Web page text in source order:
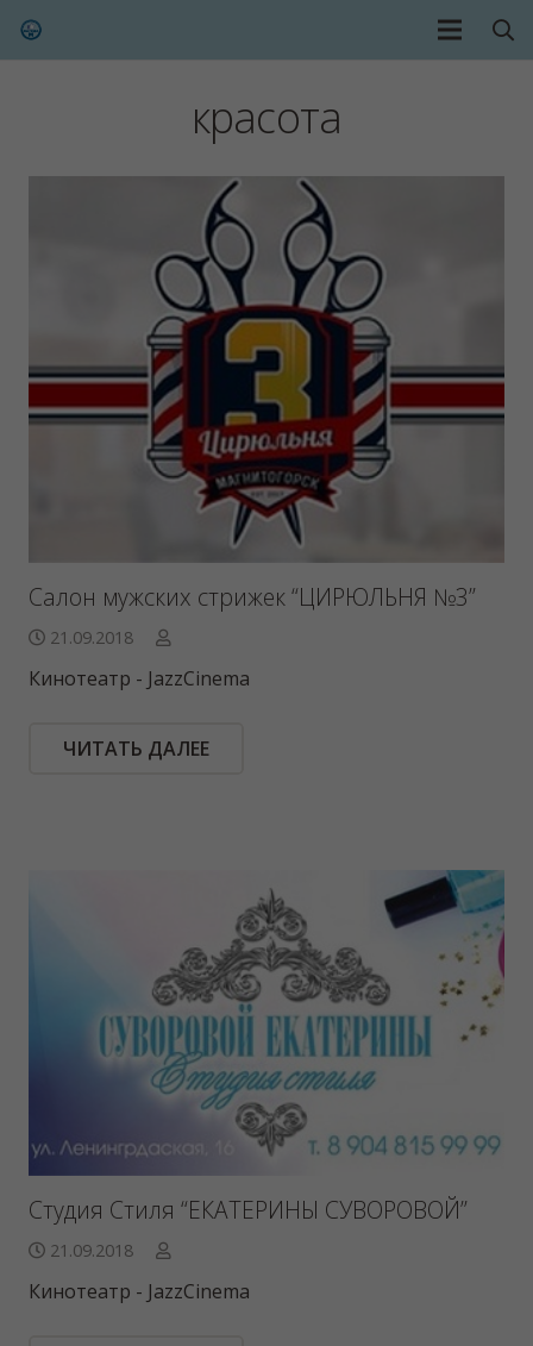
красота
Салон мужских стрижек “ЦИРЮЛЬНЯ №3”
21.09.2018
Кинотеатр - JazzCinema
ЧИТАТЬ ДАЛЕЕ
Студия Стиля “ЕКАТЕРИНЫ СУВОРОВОЙ”
21.09.2018
Кинотеатр - JazzCinema